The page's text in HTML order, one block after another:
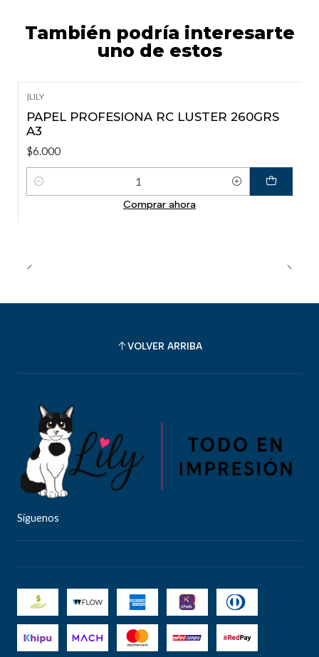
También podría interesarte
uno de estos
|LILY
PAPEL PROFESIONA RC LUSTER 260GRS
A3
$6.000
Cantidad
Comprar ahora
VOLVER ARRIBA
Síguenos